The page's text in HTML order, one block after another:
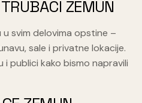
ZEMUN
svim delovima opstine –
sale i privatne lokacije.
publici kako bismo napravili